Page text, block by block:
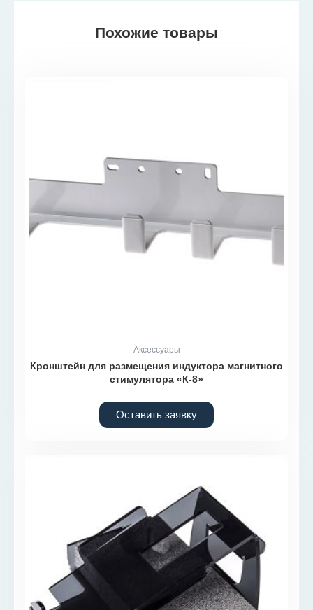
Похожие товары
Аксессуары
Кронштейн для размещения индуктора магнитного
стимулятора «К-8»
Оставить заявку